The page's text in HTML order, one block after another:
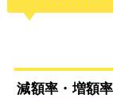
減額率・増額